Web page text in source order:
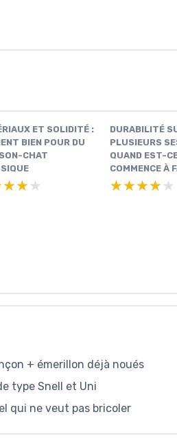
ET SOLIDITÉ :
BIEN POUR DU
CHAT
DURABILITÉ
PLUSIEURS
QUAND EST-
COMMENCE À
★★★★★
★★★★★
+ émerillon déjà noués
type Snell et Uni
qui ne veut pas bricoler